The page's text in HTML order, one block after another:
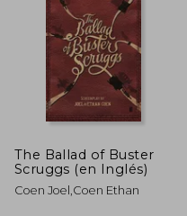
The Ballad of Buster
Scruggs (en Inglés)
Coen Joel,Coen Ethan